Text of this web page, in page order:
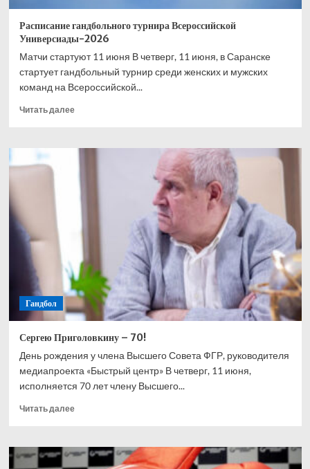
Расписание гандбольного турнира Всероссийской
Универсиады-2026
Матчи стартуют 11 июня В четверг, 11 июня, в Саранске
стартует гандбольный турнир среди женских и мужских
команд на Всероссийской...
Читать далееПрочитать
Расписание
Всероссийской
Гандбол
Сергею Приголовкину – 70!
День рождения у члена Высшего Совета ФГР, руководителя
медиапроекта «Быстрый центр» В четверг, 11 июня,
исполняется 70 лет члену Высшего...
Читать далееПрочитать
Сергею
Приголовкину